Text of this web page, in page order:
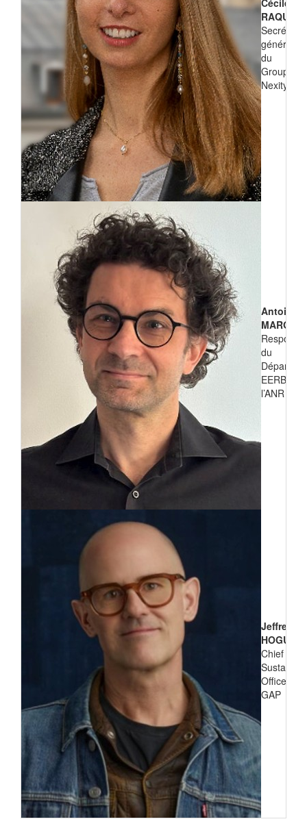
Cécile
RAQUIN
Secrétaire
générale
du
Groupe
Nexity
Antoine
du
EERB de
l’ANR
Jeffrey
HOGUE
Chief
Officer de
GAP